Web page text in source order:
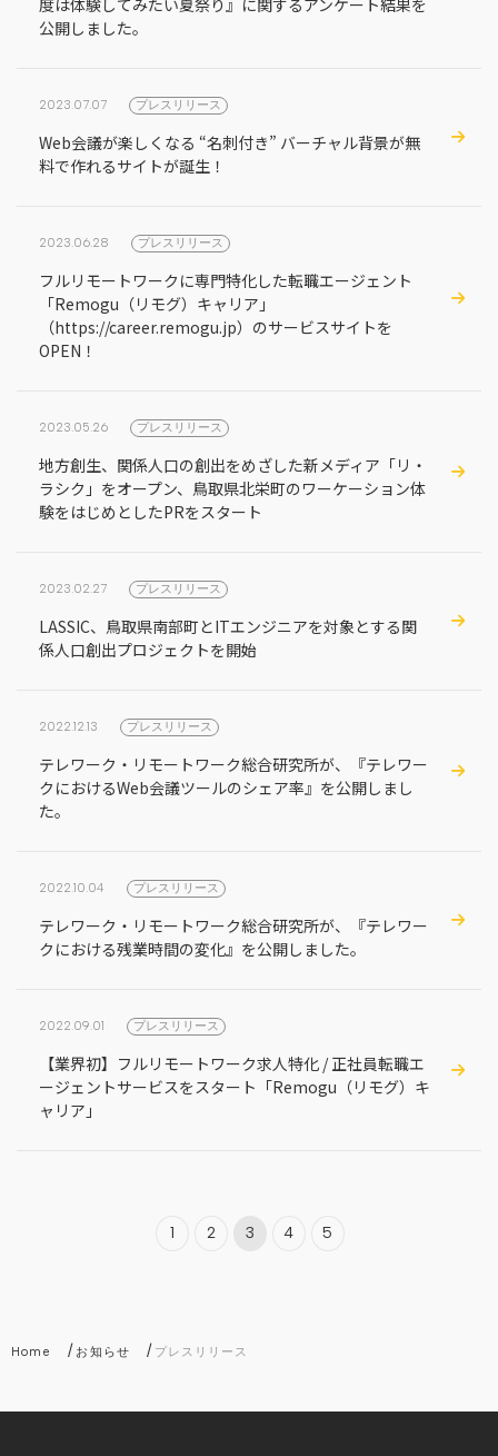
公開しました。
2023.07.07 プレスリリース
Web会議が楽しくなる “名刺付き” バーチャル背景が無
料で作れるサイトが誕生！
2023.06.28 プレスリリース
フルリモートワークに専門特化した転職エージェント
「Remogu（リモグ）キャリア」
（https://career.remogu.jp）のサービスサイトを
OPEN！
2023.05.26 プレスリリース
地方創生、関係人口の創出をめざした新メディア「リ・
ラシク」をオープン、鳥取県北栄町のワーケーション体
験をはじめとしたPRをスタート
2023.02.27 プレスリリース
LASSIC、鳥取県南部町とITエンジニアを対象とする関
係人口創出プロジェクトを開始
2022.12.13 プレスリリース
テレワーク・リモートワーク総合研究所が、『テレワー
クにおけるWeb会議ツールのシェア率』を公開しまし
た。
2022.10.04 プレスリリース
テレワーク・リモートワーク総合研究所が、『テレワー
クにおける残業時間の変化』を公開しました。
2022.09.01 プレスリリース
【業界初】フルリモートワーク求人特化 / 正社員転職エ
ージェントサービスをスタート「Remogu（リモグ）キ
ャリア」
1 2 3 4 5
Home / お知らせ / プレスリリース